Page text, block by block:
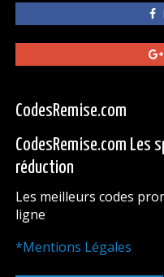
CodesRemise.com
CodesRemise.com Les
réduction
Les meilleurs codes
ligne
*Mentions Légales